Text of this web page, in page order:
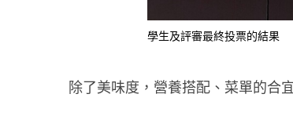
學生及評審最終投票的結果
除了美味度，營養搭配、菜單的合